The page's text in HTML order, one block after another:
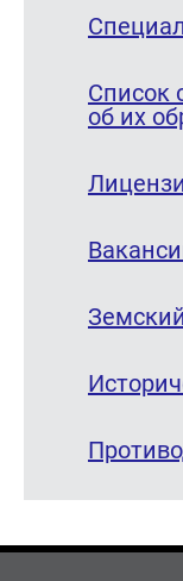
Список
об их